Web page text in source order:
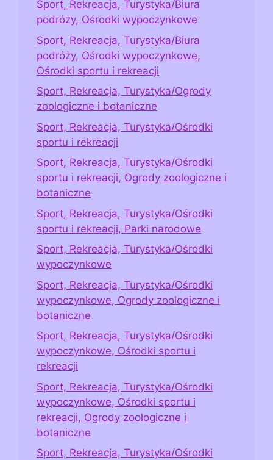
Sport, Rekreacja, Turystyka/Biura
podróży, Ośrodki wypoczynkowe
Sport, Rekreacja, Turystyka/Biura
podróży, Ośrodki wypoczynkowe,
Ośrodki sportu i rekreacji
Sport, Rekreacja, Turystyka/Ogrody
zoologiczne i botaniczne
Sport, Rekreacja, Turystyka/Ośrodki
sportu i rekreacji
Sport, Rekreacja, Turystyka/Ośrodki
sportu i rekreacji, Ogrody zoologiczne i
botaniczne
Sport, Rekreacja, Turystyka/Ośrodki
sportu i rekreacji, Parki narodowe
Sport, Rekreacja, Turystyka/Ośrodki
wypoczynkowe
Sport, Rekreacja, Turystyka/Ośrodki
wypoczynkowe, Ogrody zoologiczne i
botaniczne
Sport, Rekreacja, Turystyka/Ośrodki
wypoczynkowe, Ośrodki sportu i
rekreacji
Sport, Rekreacja, Turystyka/Ośrodki
wypoczynkowe, Ośrodki sportu i
rekreacji, Ogrody zoologiczne i
botaniczne
Sport, Rekreacja, Turystyka/Ośrodki